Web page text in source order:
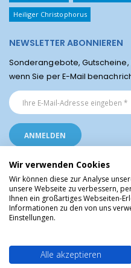
Heiliger Christophorus
NEWSLETTER ABONNIEREN
Sonderangebote, Gutscheine,
wenn Sie per E-Mail
Religiöse Artikel aus Lourdes ©
dem Heiligtum von Lourdes,
Wir verwenden Cookies
Wir können diese zur Analyse
unsere Webseite zu verbessern,
Ihnen ein großartiges Webseiten-
Informationen zu den von uns
Einstellungen.
Alle akzeptieren